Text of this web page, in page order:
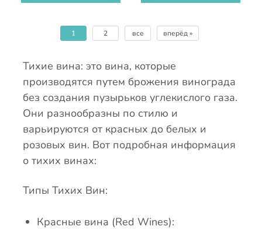
1 2 все вперёд »
Тихие вина: это вина, которые
производятся путем брожения винограда
без создания пузырьков углекислого газа.
Они разнообразны по стилю и
варьируются от красных до белых и
розовых вин. Вот подробная информация
о тихих винах:
Типы Тихих Вин:
Красные вина (Red Wines):